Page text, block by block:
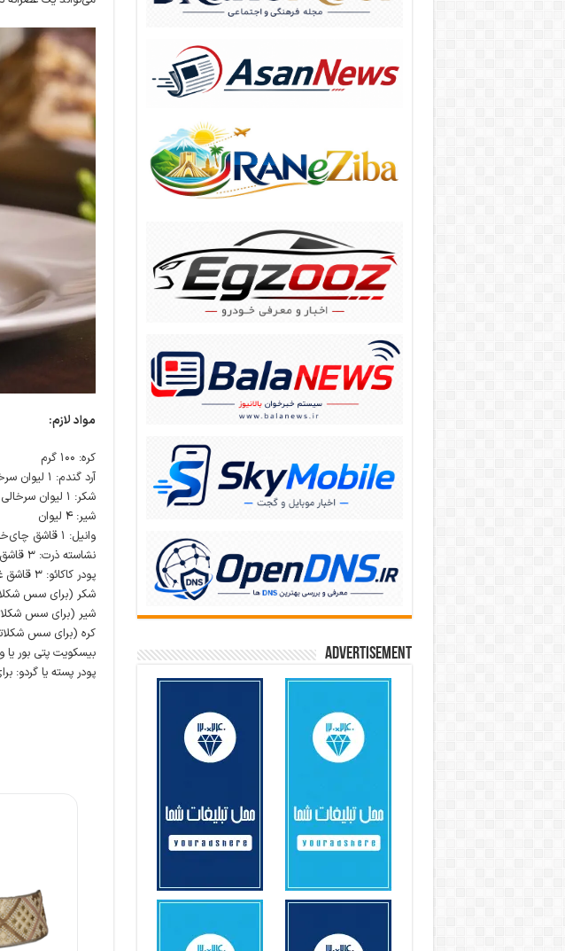
مواد لازم:
کره: ۱۰۰ گرم
آرد گندم: ۱ لیوان سرخالی
شکر: ۱ لیوان سرخالی
شیر: ۴ لیوان
وانیل: ۱ قاشق چای‌خوری
نشاسته ذرت: ۳ قاشق غذاخوری
پودر کاکائو: ۳ قاشق غذاخوری
شکر (برای سس
شیر (برای سس شکلاتی):
کره (برای سس شکلاتی): ۱ قاشق
بیسکویت پتی بور یا
پودر پسته یا گردو:
Advertisement